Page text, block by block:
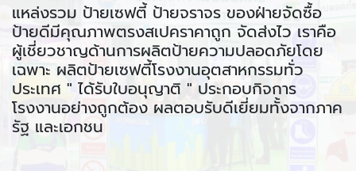
แหล่งรวม ป้ายเซฟตี้ ป้ายจราจร ของฝ่ายจัดซื้อ
ป้ายดีมีคุณภาพตรงสเปคราคาถูก จัดส่งไว เราคือ
ผู้เชี่ยวชาญด้านการผลิตป้ายความปลอดภัยโดย
เฉพาะ ผลิตป้ายเซฟตี้โรงงานอุตสาหกรรมทั่ว
ประเทศ " ได้รับใบอนุญาติ " ประกอบกิจการ
โรงงานอย่างถูกต้อง ผลตอบรับดีเยี่ยมทั้งจากภาค
รัฐ และเอกชน